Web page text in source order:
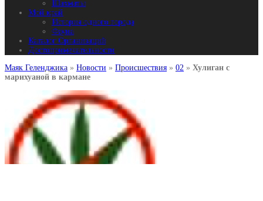
Шахматы
Мой край
История одного города
Фауна
Каталог Организаций
Достопримечательности
Маяк Геленджика » Новости » Происшествия » 02 » Хулиган с
марихуаной в кармане